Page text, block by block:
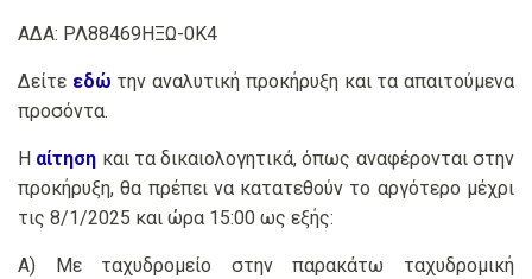
ΑΔΑ: ΡΛ88469ΗΞΩ-0Κ4
Δείτε εδώ την αναλυτική προκήρυξη και τα απαιτούμενα
προσόντα.
Η αίτηση και τα δικαιολογητικά, όπως αναφέρονται στην
προκήρυξη, θα πρέπει να κατατεθούν το αργότερο μέχρι
τις 8/1/2025 και ώρα 15:00 ως εξής:
Α) Με ταχυδρομείο στην παρακάτω ταχυδρομική